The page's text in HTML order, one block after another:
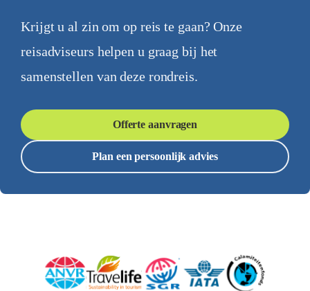
Krijgt u al zin om op reis te gaan? Onze
reisadviseurs helpen u graag bij het
samenstellen van deze rondreis.
Offerte aanvragen
Plan een persoonlijk advies